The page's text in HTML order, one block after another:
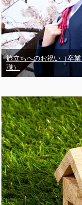
旅立ちへのお祝い（卒
職）